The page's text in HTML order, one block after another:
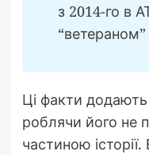
з 2014-го в
Ці факти
роблячи його не
частиною